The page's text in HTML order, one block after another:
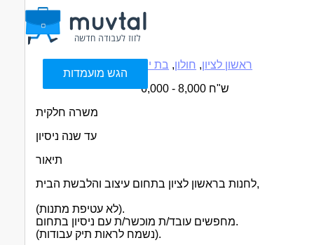
הגש מועמדות
ראשון לציון, חולון, בת ים
6,000 - 8,000 ש"ח
משרה חלקית
עד שנה ניסיון
תיאור
לחנות בראשון לציון בתחום עיצוב והלבשת הבית,
(לא עטיפת מתנות).
מחפשים עובד/ת מוכשר/ת עם ניסיון בתחום.
(נשמח לראות תיק עבודות).